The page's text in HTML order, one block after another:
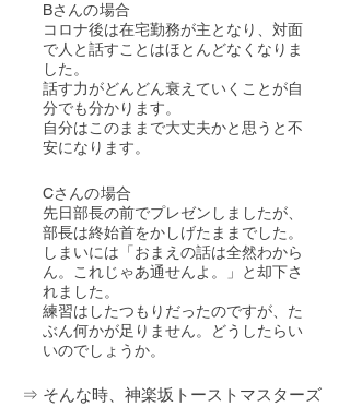
Bさんの場合
コロナ後は在宅勤務が主となり、対面
で人と話すことはほとんどなくなりま
した。
話す力がどんどん衰えていくことが自
分でも分かります。
自分はこのままで大丈夫かと思うと不
安になります。
Cさんの場合
先日部長の前でプレゼンしましたが、
部長は終始首をかしげたままでした。
しまいには「おまえの話は全然わから
ん。これじゃあ通せんよ。」と却下さ
れました。
練習はしたつもりだったのですが、た
ぶん何かが足りません。どうしたらい
いのでしょうか。
​⇒ そんな時、神楽坂トーストマスターズ